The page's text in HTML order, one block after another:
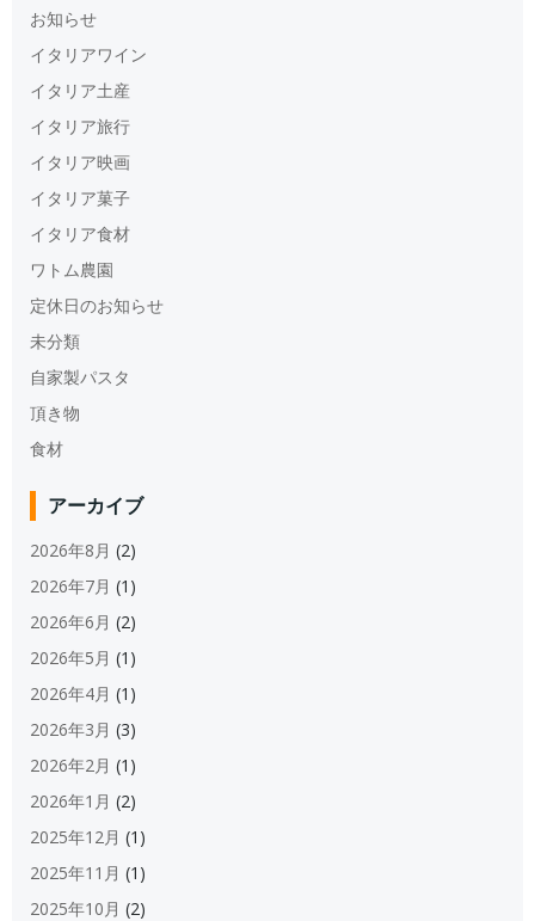
お知らせ
イタリアワイン
イタリア土産
イタリア旅行
イタリア映画
イタリア菓子
イタリア食材
ワトム農園
定休日のお知らせ
未分類
自家製パスタ
頂き物
食材
アーカイブ
2026年8月 (2)
2026年7月 (1)
2026年6月 (2)
2026年5月 (1)
2026年4月 (1)
2026年3月 (3)
2026年2月 (1)
2026年1月 (2)
2025年12月 (1)
2025年11月 (1)
2025年10月 (2)